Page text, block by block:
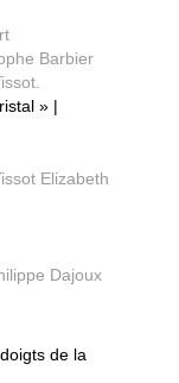
Barbier
» |
Elizabeth
Dajoux
de la